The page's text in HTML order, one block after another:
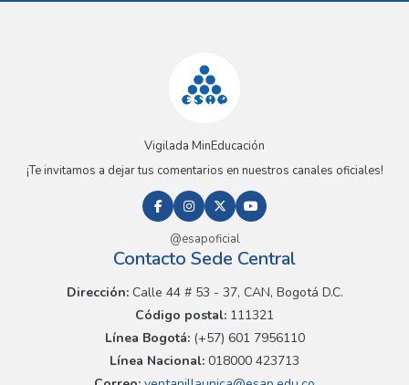
Vigilada MinEducación
¡Te invitamos a dejar tus comentarios en nuestros canales oficiales!
@esapoficial
Contacto Sede Central
Dirección:Calle 44 # 53 - 37, CAN, Bogotá D.C.
Código postal: 111321
Línea Bogotá:(+57) 601 7956110
Línea Nacional: 018000 423713